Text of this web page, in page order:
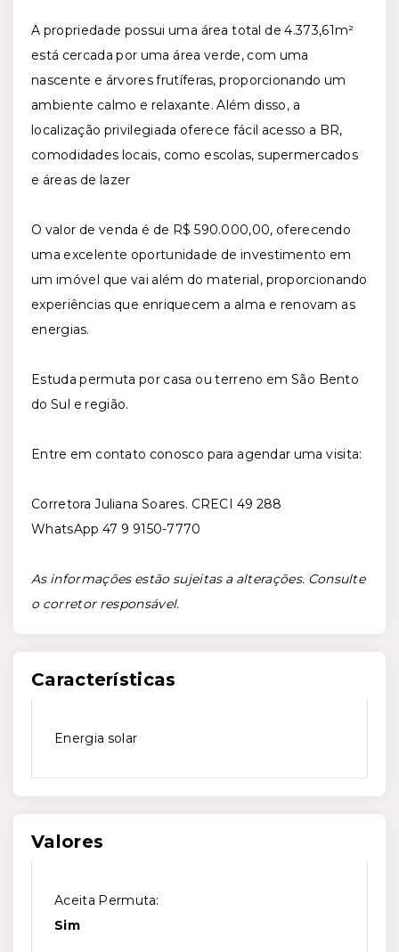
A propriedade possui uma área total de 4.373,61m²
está cercada por uma área verde, com uma
nascente e árvores frutíferas, proporcionando um
ambiente calmo e relaxante. Além disso, a
localização privilegiada oferece fácil acesso a BR,
comodidades locais, como escolas, supermercados
e áreas de lazer
O valor de venda é de R$ 590.000,00, oferecendo
uma excelente oportunidade de investimento em
um imóvel que vai além do material, proporcionando
experiências que enriquecem a alma e renovam as
energias.
Estuda permuta por casa ou terreno em São Bento
do Sul e região.
Entre em contato conosco para agendar uma visita:
Corretora Juliana Soares. CRECI 49 288
WhatsApp 47 9 9150-7770
As informações estão sujeitas a alterações. Consulte
o corretor responsável.
Características
Energia solar
Valores
Aceita Permuta:
Sim